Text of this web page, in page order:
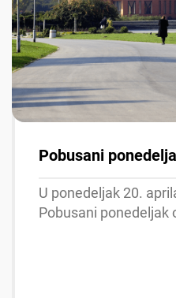
Pobusani
U ponedeljak 20.
Pobusani ponedeljak